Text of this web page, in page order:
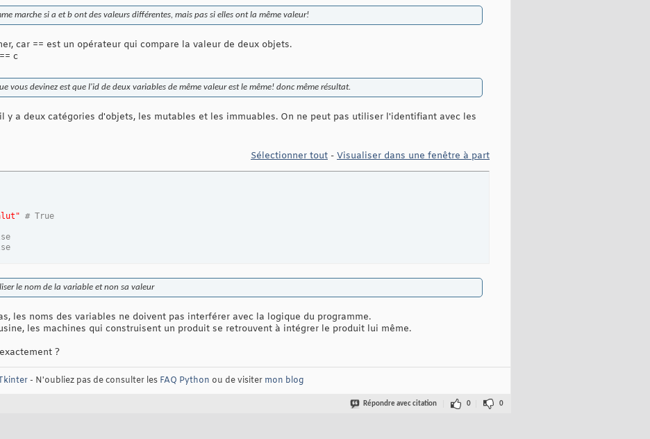
marche si a et b ont des valeurs différentes, mais pas si elles ont la même valeur!
car == est un opérateur qui compare la valeur de deux objets.
c
vous devinez est que l'id de deux variables de même valeur est le même! donc même résultat.
y a deux catégories d'objets, les mutables et les immuables. On ne peut pas utiliser l'identifiant avec les
Sélectionner tout - Visualiser dans une fenêtre à part
# True
le nom de la variable et non sa valeur
les noms des variables ne doivent pas interférer avec la logique du programme.
les machines qui construisent un produit se retrouvent à intégrer le produit lui même.
?
- N'oubliez pas de consulter les FAQ Python ou de visiter mon blog
Répondre avec citation 0 0